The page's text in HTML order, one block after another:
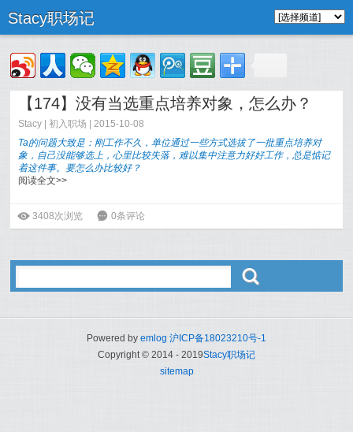
Stacy职场记
【174】没有当选重点培养对象，怎么办？
Stacy |初入职场
| 2015-10-08
Ta的问题大致是： 刚工作不久，单位通过一些方式选拔了一批重点培养对
象，自己没能够选上，心里比较失落，难以集中注意力好好工作，总是惦记
着这件事。要怎么办比较好？
阅读全文>>
ė 3408次浏览 6 0条评论
ő
Powered by emlog 沪ICP备18023210号-1
Copyright © 2014 - 2019Stacy职场记
sitemap